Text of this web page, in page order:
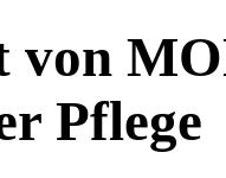
von
Pflege